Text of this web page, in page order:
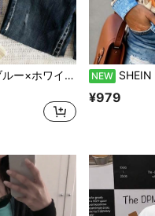
Franclia レディース ブルー×ホワイト ストライプ ボタン付きシャーリング Vネックシャツ 夏向け エフォートレスシック ブラウス 通学・新学期向け 春カジュアル
に ファブリック 柔らかなオフィスブラウス
に ファブリック 柔らかなオフィスブラウス
NEW SHEIN LUNE フェイクデニムパッチワークプリント長袖Tシャツ、ハロウィンかぼちゃゴ
¥979